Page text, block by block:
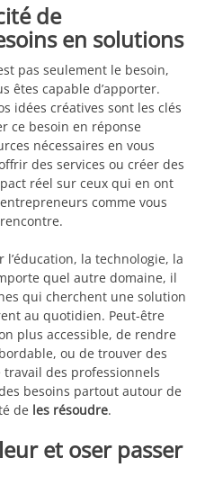
de
en solutions
pas seulement le besoin,
êtes capable d’apporter.
idées créatives sont les clés
ce besoin en réponse
nécessaires en vous
des services ou créer des
réel sur ceux qui en ont
comme vous
l’éducation, la technologie, la
quel autre domaine, il
qui cherchent une solution
au quotidien. Peut-être
plus accessible, de rendre
ou de trouver des
travail des professionnels
besoins partout autour de
de les résoudre.
et oser passer